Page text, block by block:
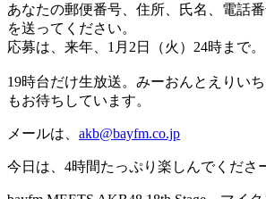
あなたの郵便番号、住所、氏名、電話
を送ってください。
応募は、来年、1月2日（火）24時まで。
19時台だけ生放送。みーおんとえりい
もお待ちしています。
メールは、 akb@bayfm.co.jp
今日は、4時間たっぷり楽しんでくださ